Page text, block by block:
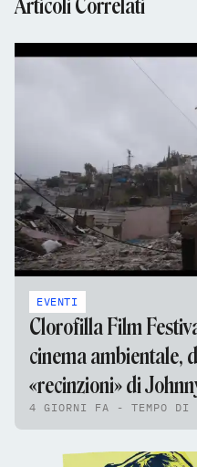
Articoli Correlati
EVENTI
Clorofilla Film
cinema ambientale,
«recinzioni» di
4 GIORNI FA - TEMPO DI